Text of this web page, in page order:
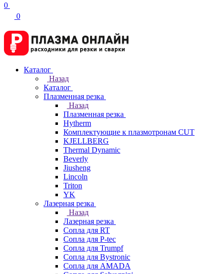
0
0
Каталог
Назад
Каталог
Плазменная резка
Назад
Плазменная резка
Hytherm
Комплектующие к плазмотронам CUT
KJELLBERG
Thermal Dynamic
Beverly
Jiusheng
Lincoln
Triton
YK
Лазерная резка
Назад
Лазерная резка
Сопла для RT
Сопла для P-tec
Сопла для Trumpf
Сопла для Bystronic
Сопла для AMADA